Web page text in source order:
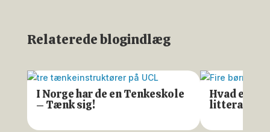
Relaterede blogindlæg
I Norge har de en Tenkeskole
– Tænk sig!
Hvad er